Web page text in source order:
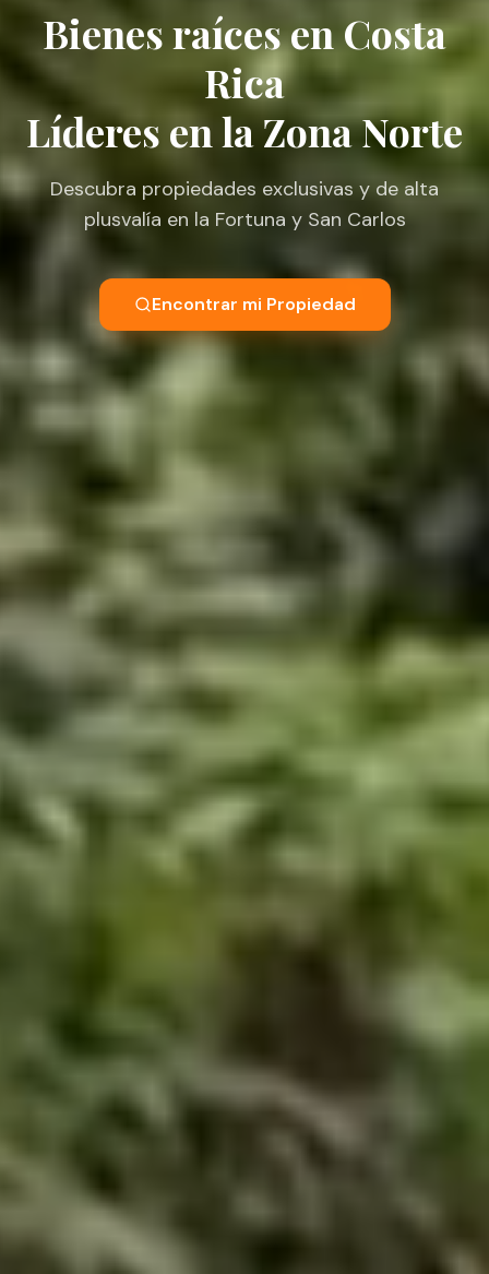
Bienes raíces en Costa
Rica
Líderes en la Zona Norte
Descubra propiedades exclusivas y de alta
plusvalía en la Fortuna y San Carlos
Encontrar mi Propiedad